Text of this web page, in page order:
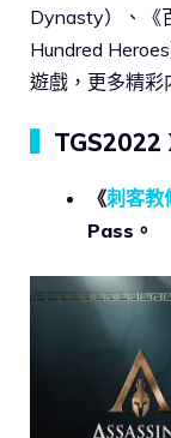
Dynasty）、《
Hundred
遊戲，更多精彩
TGS2022
《刺客教
Pass。